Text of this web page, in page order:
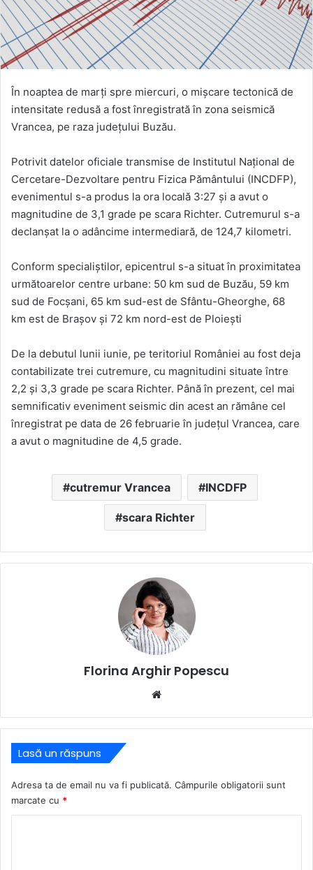
În noaptea de marți spre miercuri, o mișcare tectonică de
intensitate redusă a fost înregistrată în zona seismică
Vrancea, pe raza județului Buzău.
Potrivit datelor oficiale transmise de Institutul Național de
Cercetare-Dezvoltare pentru Fizica Pământului (INCDFP),
evenimentul s-a produs la ora locală 3:27 și a avut o
magnitudine de 3,1 grade pe scara Richter. Cutremurul s-a
declanșat la o adâncime intermediară, de 124,7 kilometri.
Conform specialiștilor, epicentrul s-a situat în proximitatea
următoarelor centre urbane: 50 km sud de Buzău, 59 km
sud de Focșani, 65 km sud-est de Sfântu-Gheorghe, 68
km est de Brașov și 72 km nord-est de Ploiești
De la debutul lunii iunie, pe teritoriul României au fost deja
contabilizate trei cutremure, cu magnitudini situate între
2,2 și 3,3 grade pe scara Richter. Până în prezent, cel mai
semnificativ eveniment seismic din acest an rămâne cel
înregistrat pe data de 26 februarie în județul Vrancea, care
a avut o magnitudine de 4,5 grade.
cutremur Vrancea INCDFP
scara Richter
Florina Arghir Popescu
Lasă un răspuns
Adresa ta de email nu va fi publicată. Câmpurile obligatorii sunt
marcate cu *